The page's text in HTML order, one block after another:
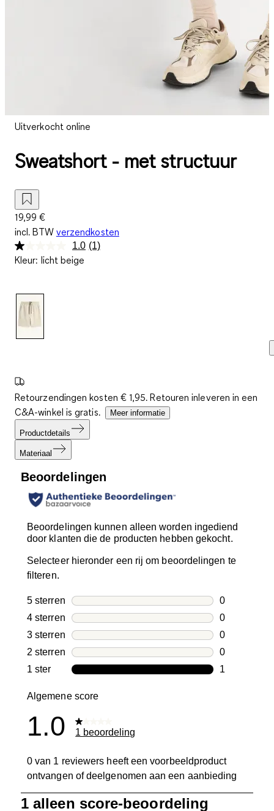
Uitverkocht online
Sweatshort - met structuur
19,99 €
incl. BTW verzendkosten
1.0 Lees
(1)
Kleur: licht beige
Retourzendingen kosten € 1,95. Retouren inleveren in een
C&A-winkel is gratis.
Meer informatie
Productdetails
Materiaal
Beoordelingen
Beoordelingen kunnen alleen worden ingediend
door klanten die de producten hebben gekocht.
Selecteer hieronder een rij om beoordelingen te
filteren.
5 sterren sterren
0
0
4 sterren sterren
0
0
3 sterren sterren
0
0
2 sterren sterren
0
0
1 ster sterren
1
Algemene score
1.0 1 beoordeling
0 van 1 reviewers heeft een voorbeeldproduct
ontvangen of deelgenomen aan een aanbieding
1 alleen score-beoordeling